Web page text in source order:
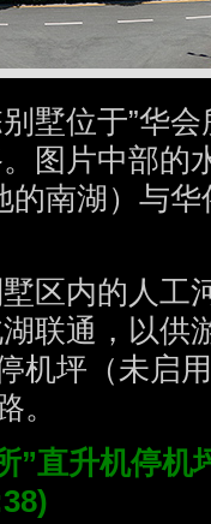
墅位于”华
图片中部的
的南湖）与
区内的人工
联通，以供
机坪（未启
。
”直升机停机